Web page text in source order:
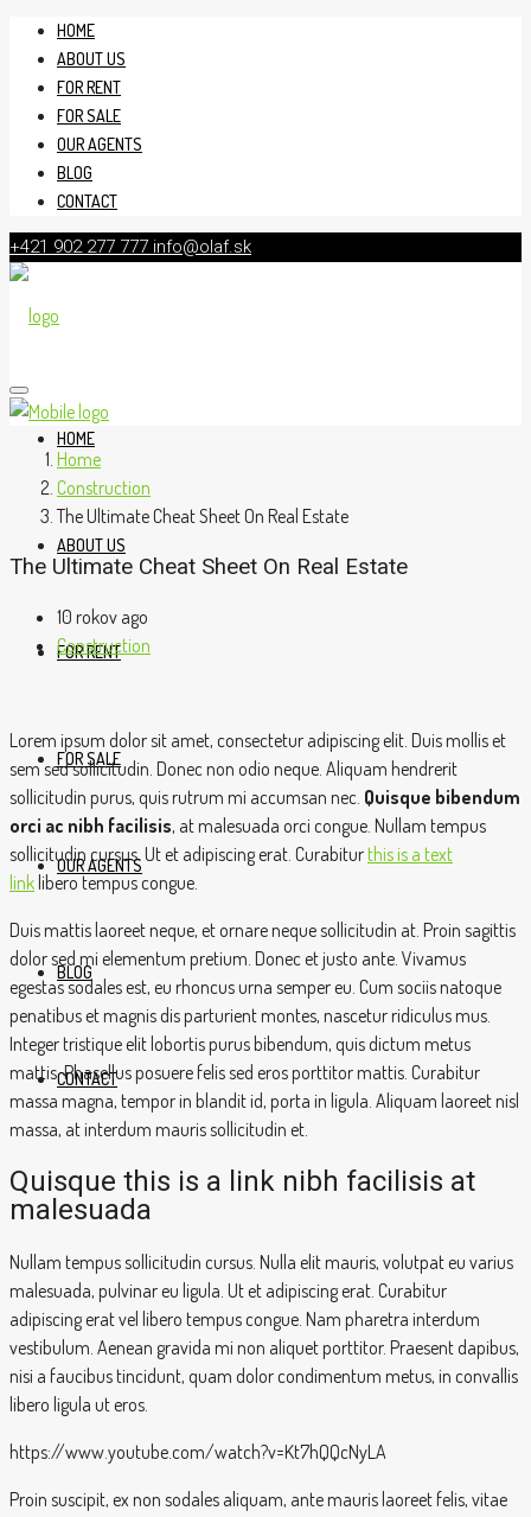
HOME
ABOUT US
FOR RENT
FOR SALE
OUR AGENTS
BLOG
CONTACT
+421 902 277 777 info@olaf.sk
HOME
ABOUT US
FOR RENT
FOR SALE
OUR AGENTS
BLOG
CONTACT
Home
Construction
The Ultimate Cheat Sheet On Real Estate
The Ultimate Cheat Sheet On Real Estate
10 rokov ago
Construction
Lorem ipsum dolor sit amet, consectetur adipiscing elit. Duis mollis et
sem sed sollicitudin. Donec non odio neque. Aliquam hendrerit
sollicitudin purus, quis rutrum mi accumsan nec. Quisque bibendum
orci ac nibh facilisis, at malesuada orci congue. Nullam tempus
sollicitudin cursus. Ut et adipiscing erat. Curabiturthis is a text
link libero tempus congue.
Duis mattis laoreet neque, et ornare neque sollicitudin at. Proin sagittis
dolor sed mi elementum pretium. Donec et justo ante. Vivamus
egestas sodales est, eu rhoncus urna semper eu. Cum sociis natoque
penatibus et magnis dis parturient montes, nascetur ridiculus mus.
Integer tristique elit lobortis purus bibendum, quis dictum metus
mattis. Phasellus posuere felis sed eros porttitor mattis. Curabitur
massa magna, tempor in blandit id, porta in ligula. Aliquam laoreet nisl
massa, at interdum mauris sollicitudin et.
Quisque this is a link nibh facilisis at
malesuada
Nullam tempus sollicitudin cursus. Nulla elit mauris, volutpat eu varius
malesuada, pulvinar eu ligula. Ut et adipiscing erat. Curabitur
adipiscing erat vel libero tempus congue. Nam pharetra interdum
vestibulum. Aenean gravida mi non aliquet porttitor. Praesent dapibus,
nisi a faucibus tincidunt, quam dolor condimentum metus, in convallis
libero ligula ut eros.
https://www.youtube.com/watch?v=Kt7hQQcNyLA
Proin suscipit, ex non sodales aliquam, ante mauris laoreet felis, vitae